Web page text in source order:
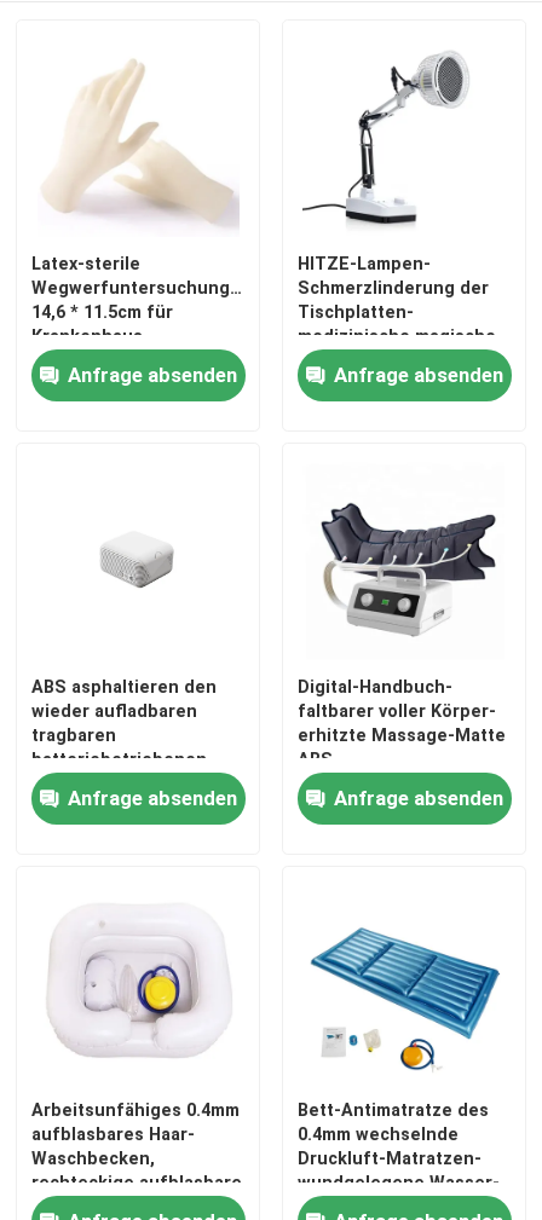
Haus
Produkte
Über uns
Latex-sterile
Wegwerfuntersuchungshandschuhe
14,6 * 11.5cm für
Krankenhaus
Anfrage absenden
HITZE-Lampen-
Schmerzlinderung der
Tischplatten-
medizinische magische
TDP Infrarotfür
Altenpflege
Anfrage absenden
ABS asphaltieren den
wieder aufladbaren
tragbaren
batteriebetriebenen
Zerstäuber der
Zerstäuber-Maschinen-
Anfrage absenden
Digital-Handbuch-
faltbarer voller Körper-
erhitzte Massage-Matte
ABS
Anfrage absenden
Arbeitsunfähiges 0.4mm
aufblasbares Haar-
Waschbecken,
rechteckige aufblasbare
Shampoo-Schüssel
Bett-Antimatratze des
0.4mm wechselnde
Druckluft-Matratzen-
wundgelegene Wasser-
K75